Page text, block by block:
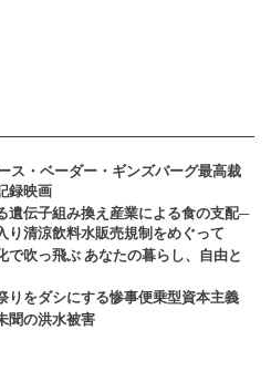
ス・ベーダー・ギンズバーグ最高裁
録映画
遺伝子組み換え産業による食の支配─
り清涼飲料水販売規制をめぐって
吹っ飛ぶ あなたの暮らし、自由と
りをダシにする惨事便乗型資本主義
聞の洪水被害